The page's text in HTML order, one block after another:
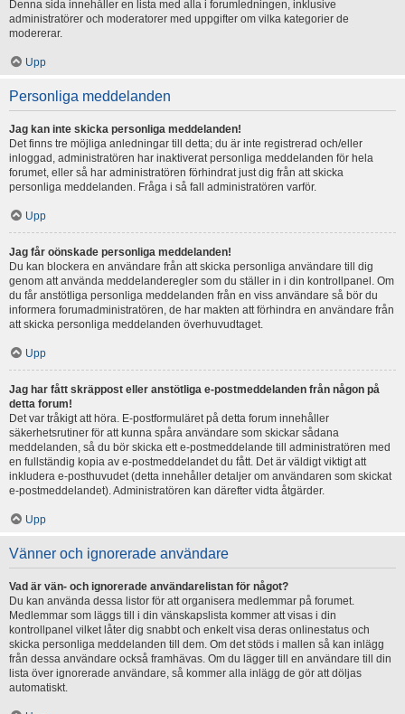
Denna sida innehåller en lista med alla i forumledningen, inklusive
administratörer och moderatorer med uppgifter om vilka kategorier de
modererar.
Upp
Personliga meddelanden
Jag kan inte skicka personliga meddelanden!
Det finns tre möjliga anledningar till detta; du är inte registrerad och/eller
inloggad, administratören har inaktiverat personliga meddelanden för hela
forumet, eller så har administratören förhindrat just dig från att skicka
personliga meddelanden. Fråga i så fall administratören varför.
Upp
Jag får oönskade personliga meddelanden!
Du kan blockera en användare från att skicka personliga användare till dig
genom att använda meddelanderegler som du ställer in i din kontrollpanel. Om
du får anstötliga personliga meddelanden från en viss användare så bör du
informera forumadministratören, de har makten att förhindra en användare från
att skicka personliga meddelanden överhuvudtaget.
Upp
Jag har fått skräppost eller anstötliga e-postmeddelanden från någon på
detta forum!
Det var tråkigt att höra. E-postformuläret på detta forum innehåller
säkerhetsrutiner för att kunna spåra användare som skickar sådana
meddelanden, så du bör skicka ett e-postmeddelande till administratören med
en fullständig kopia av e-postmeddelandet du fått. Det är väldigt viktigt att
inkludera e-posthuvudet (detta innehåller detaljer om användaren som skickat
e-postmeddelandet). Administratören kan därefter vidta åtgärder.
Upp
Vänner och ignorerade användare
Vad är vän- och ignorerade användarelistan för något?
Du kan använda dessa listor för att organisera medlemmar på forumet.
Medlemmar som läggs till i din vänskapslista kommer att visas i din
kontrollpanel vilket låter dig snabbt och enkelt visa deras onlinestatus och
skicka personliga meddelanden till dem. Om det stöds i mallen så kan inlägg
från dessa användare också framhävas. Om du lägger till en användare till din
lista över ignorerade användare, så kommer alla inlägg de gör att döljas
automatiskt.